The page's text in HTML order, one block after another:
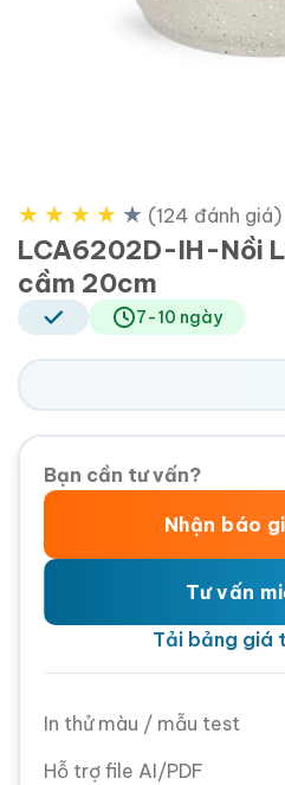
★ ★ ★ ★ ★ (124 đánh giá)
LCA6202D-IH-Nồi
cầm 20cm
7-10 ngày
Bạn cần tư vấn?
Nhận báo
Tư vấn
Tải bảng giá
In thử màu / mẫu test
Hỗ trợ file AI/PDF